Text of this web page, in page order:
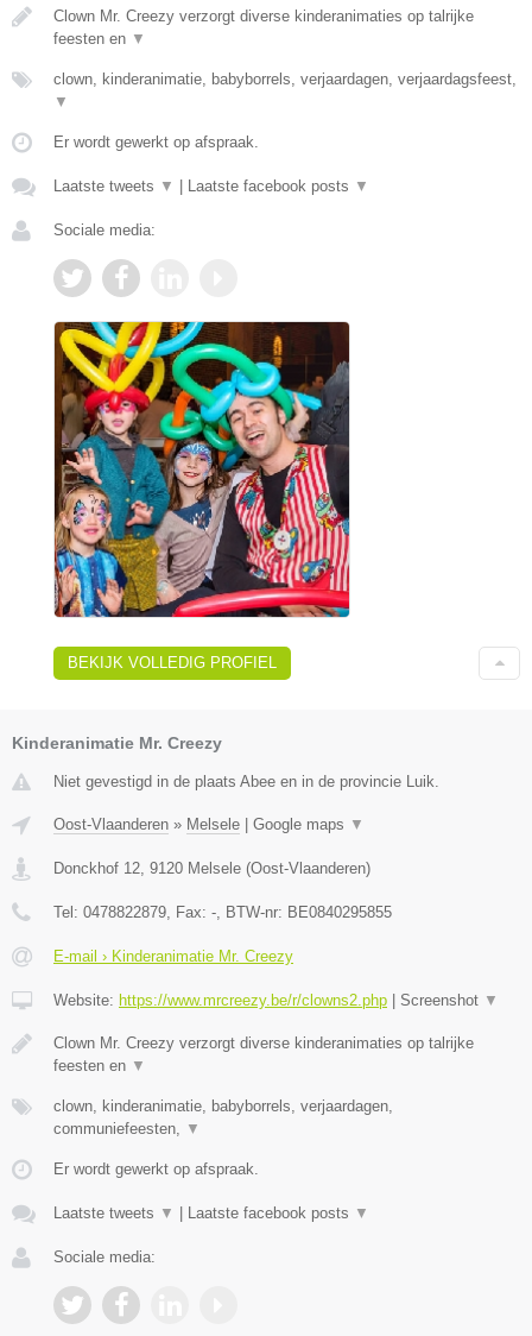
Clown Mr. Creezy verzorgt diverse kinderanimaties op talrijke
feesten en ▼
clown, kinderanimatie, babyborrels, verjaardagen, verjaardagsfeest,
▼
Er wordt gewerkt op afspraak.
Laatste tweets ▼ Laatste facebook posts ▼
Sociale media:
BEKIJK VOLLEDIG PROFIEL
Kinderanimatie Mr. Creezy
Niet gevestigd in de plaats Abee en in de provincie Luik.
Oost-Vlaanderen » Melsele Google maps ▼
Donckhof 12, 9120 Melsele (Oost-Vlaanderen)
Tel: 0478822879, Fax: -, BTW-nr: BE0840295855
E-mail › Kinderanimatie Mr. Creezy
Website: https://www.mrcreezy.be/r/clowns2.php Screenshot ▼
Clown Mr. Creezy verzorgt diverse kinderanimaties op talrijke
feesten en ▼
clown, kinderanimatie, babyborrels, verjaardagen,
communiefeesten, ▼
Er wordt gewerkt op afspraak.
Laatste tweets ▼ Laatste facebook posts ▼
Sociale media: